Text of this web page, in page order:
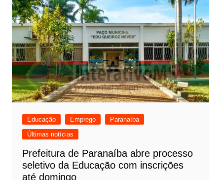
Educação Emprego
Paranaíba
Últimas notícias
Prefeitura de Paranaíba abre processo
seletivo da Educação com inscrições
até domingo